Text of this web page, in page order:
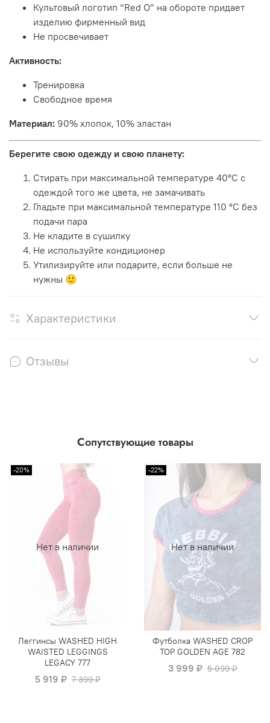
Культовый логотип “Red O” на обороте придает
изделию фирменный вид
Не просвечивает
Активность:
Тренировка
Свободное время
Материал: 90% хлопок, 10% эластан
Берегите свою одежду и свою планету:
Стирать при максимальной температуре 40°C с
одеждой того же цвета, не замачивать
Гладьте при максимальной температуре 110 °C без
подачи пара
Не кладите в сушилку
Не используйте кондиционер
Утилизируйте или подарите, если больше не
нужны 🙂
Характеристики
Отзывы
Сопутствующие товары
Нет в наличии
-20%
Леггинсы WASHED HIGH
WAISTED LEGGINGS
LEGACY 777
5 919 ₽ 7 399 ₽
Нет в наличии
-22%
Футболка WASHED CROP
TOP GOLDEN AGE 782
3 999 ₽ 5 099 ₽